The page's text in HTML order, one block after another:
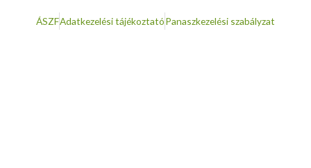
ÁSZFAdatkezelési tájékoztatóPanaszkezelési szabályzat